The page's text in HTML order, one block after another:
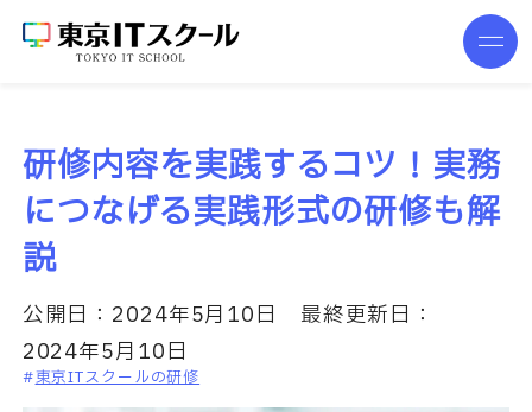
研修内容を実践するコツ！実務
につなげる実践形式の研修も解
説
公開日： 2024年5月10日
最終更新日：
2024年5月10日
東京ITスクールの研修